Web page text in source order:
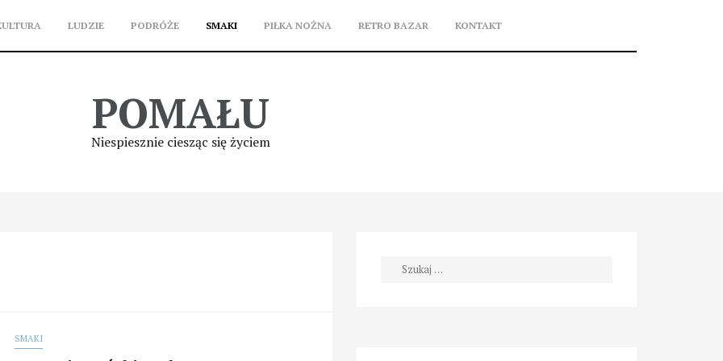
LUDZIE PODRÓŻE SMAKI PIŁKA NOŻNA RETRO BAZAR KONTAKT
POMAŁU
Niespiesznie ciesząc się życiem
SMAKI
Szukaj: